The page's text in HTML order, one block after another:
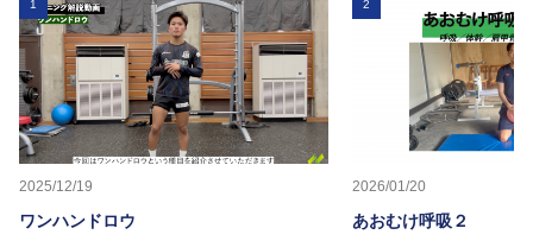
1
2025/12/19
ワンハンドロウ
2
2026/01/20
あおむけ呼吸２